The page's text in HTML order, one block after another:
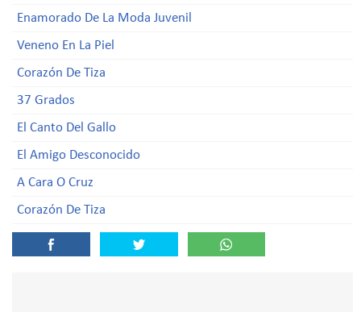
Enamorado De La Moda Juvenil
Veneno En La Piel
Corazón De Tiza
37 Grados
El Canto Del Gallo
El Amigo Desconocido
A Cara O Cruz
Corazón De Tiza